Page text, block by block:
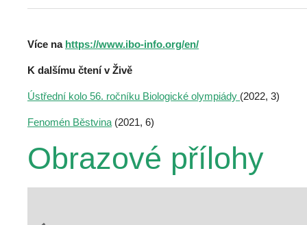
Více na https://www.ibo-info.org/en/
K dalšímu čtení v Živě
Ústřední kolo 56. ročníku Biologické olympiády (2022, 3)
Fenomén Běstvina (2021, 6)
Obrazové přílohy